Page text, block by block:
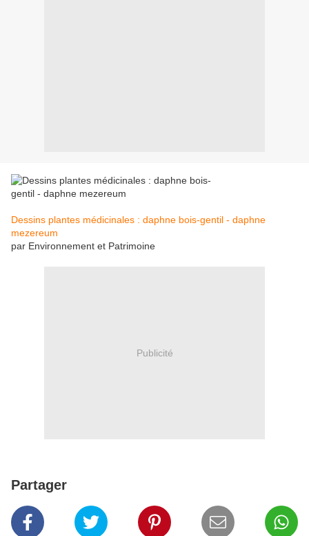
Dessins plantes médicinales : daphne bois-gentil - daphne
mezereum
par Environnement et Patrimoine
Publicité
Partager